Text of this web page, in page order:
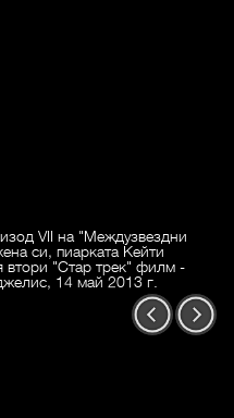
VII на "Междузвездни
си, пиарката Кейти
втори "Стар трек" филм -
14 май 2013 г.